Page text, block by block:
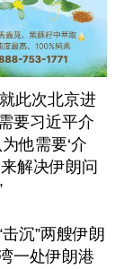
此次北京进
要习近平介
他需要‘介
解决伊朗问
沉”两艘伊朗
一处伊朗港